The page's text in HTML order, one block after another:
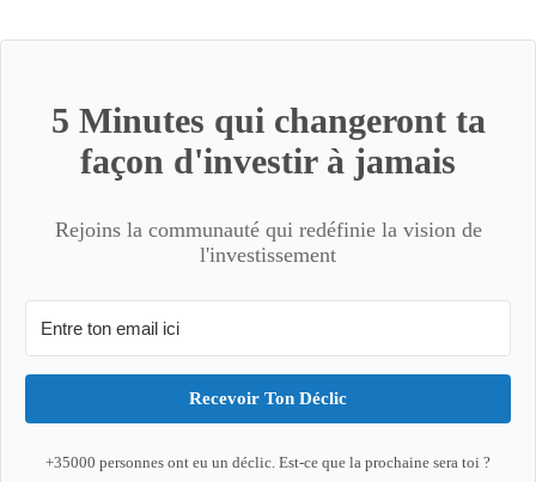
5 Minutes qui changeront ta
façon d'investir à jamais
Rejoins la communauté qui redéfinie la vision de
l'investissement
Recevoir Ton Déclic
+35000 personnes ont eu un déclic. Est-ce que la prochaine sera toi ?